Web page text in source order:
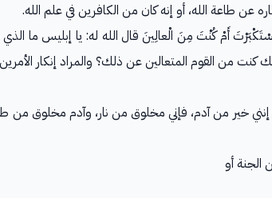
عن طاعة الله، أو إنه كان من الكافرين في علم الله.
أَمْ كُنْتَ مِنَ الْعالِينَ قال الله له: يا إبليس ما
من القوم المتعالين عن ذلك؟ والمراد إنكار
خير من آدم، فإني مخلوق من نار، وآدم مخلوق من
الجنة أو